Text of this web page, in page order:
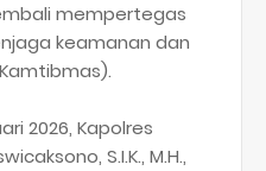
mempertegas
keamanan dan
2026, Kapolres
S.I.K., M.H.,